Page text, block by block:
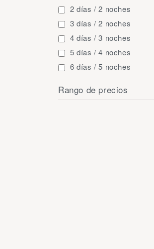
2 días / 2 noches
3 días / 2 noches
4 días / 3 noches
5 días / 4 noches
6 días / 5 noches
8 días / 7 noches
Rango de precios